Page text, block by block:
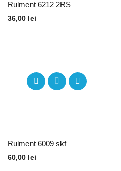
Rulment 6212 2RS
36,00 lei
Rulment 6009 skf
60,00 lei